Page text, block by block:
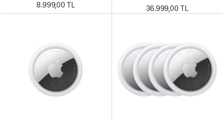
8.999,00 TL 36.999,00 TL